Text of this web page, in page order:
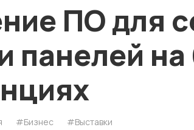
ПО для
панелей
#Бизнес #Выставки